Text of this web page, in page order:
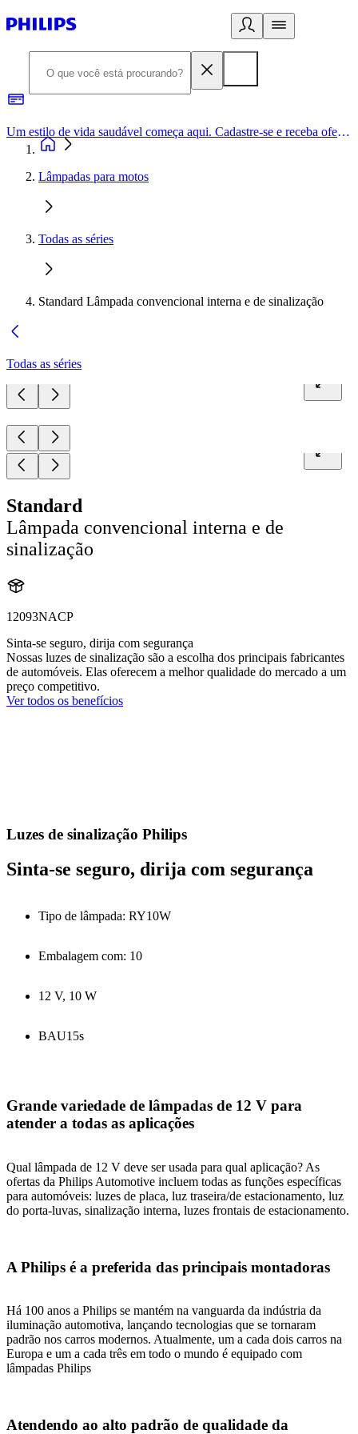
Um estilo de vida saudável começa aqui. Cadastre-se e receba ofertas exclusivas.
Lâmpadas para motos
Todas as séries
Standard Lâmpada convencional interna e de sinalização
Todas as séries
Standard
Lâmpada convencional interna e de
sinalização
12093NACP
Sinta-se seguro, dirija com segurança
Nossas luzes de sinalização são a escolha dos principais fabricantes
de automóveis. Elas oferecem a melhor qualidade do mercado a um
preço competitivo.
Ver todos os benefícios
Luzes de sinalização Philips
Sinta-se seguro, dirija com segurança
Tipo de lâmpada: RY10W
Embalagem com: 10
12 V, 10 W
BAU15s
Grande variedade de lâmpadas de 12 V para
atender a todas as aplicações
Qual lâmpada de 12 V deve ser usada para qual aplicação? As
ofertas da Philips Automotive incluem todas as funções específicas
para automóveis: luzes de placa, luz traseira/de estacionamento, luz
do porta-luvas, sinalização interna, luzes frontais de estacionamento.
A Philips é a preferida das principais montadoras
Há 100 anos a Philips se mantém na vanguarda da indústria da
iluminação automotiva, lançando tecnologias que se tornaram
padrão nos carros modernos. Atualmente, um a cada dois carros na
Europa e um a cada três em todo o mundo é equipado com
lâmpadas Philips
Atendendo ao alto padrão de qualidade da